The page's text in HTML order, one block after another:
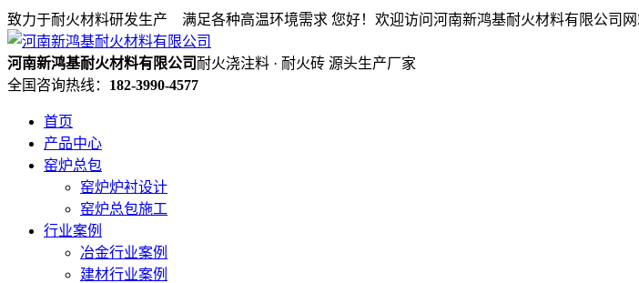
致力于耐火材料研发生产 满足各种高温环境需求 您好！欢迎访问河南新鸿基耐火材料有限公司网
河南新鸿基耐火材料有限公司 耐火浇注料 · 耐火砖 源头生产厂家
全国咨询热线： 182-3990-4577
首页
产品中心
窑炉总包
窑炉炉衬设计
窑炉总包施工
行业案例
冶金行业案例
建材行业案例